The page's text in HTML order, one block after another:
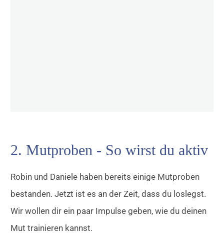
2. Mutproben - So wirst du aktiv
Robin und Daniele haben bereits einige Mutproben
bestanden. Jetzt ist es an der Zeit, dass du loslegst.
Wir wollen dir ein paar Impulse geben, wie du deinen
Mut trainieren kannst.